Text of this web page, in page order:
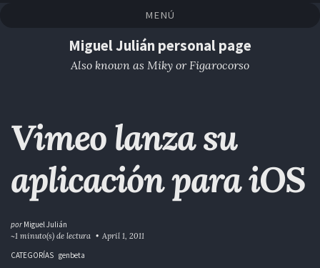
MENÚ
Miguel Julián personal page
Also known as Miky or Figarocorso
Vimeo lanza su
aplicación para iOS
por Miguel Julián
~1 minuto(s) de lectura
April 1, 2011
CATEGORÍAS genbeta